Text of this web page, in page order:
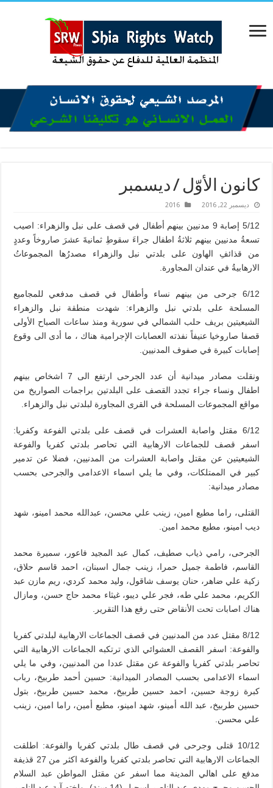
كانون الأوّل / ديسمبر
ديسمبر 22, 2016 2016
5/12 إصابة 9 مدنيين بينهم أطفال في قصف على نبل والزهراء: اصيب
تسعةُ مدنيين بينهم ثلاثةُ اطفال جراءَ سقوطِ ثمانيةَ عشرَ صاروخاً وعددٍ
من قذائفِ الهاون على بلدتي نبل والزهراء مصدرُها المجموعاتُ
الارهابيةُ في عندان المجاورة.
6/12 جرحى من بينهم نساء وأطفال في قصف مدفعي للمجاميع
المسلحة على بلدتي نبل والزهراء: شهدت منطقة نبل والزهراء
الشيعيتين بريف حلب الشمالي في سورية ومنذ ساعات الصباح الأولى
قصفا صاروخيا عنيفاً نفذته العصابات الإجرامية هناك ، ما أدى الى وقوع
إصابات كبيرة في صفوف المدنيين.
ونقلت مصادر ميدانية أن عدد الجرحى ارتفع الى 7 اشخاص بينهم
اطفال ونساء جراء تجدد القصف على البلدتين براجمات الصواريخ من
مواقع المجموعات المسلحة في القرى المجاورة لبلدتي نبل والزهراء.
6/12 مقتل واصابة العشرات في قصف على بلدتي الفوعة وكفريا:
اسفر قصف للجماعات الارهابية التي تحاصر بلدتي كفريا والفوعة
الشيعيتين عن مقتل واصابة العشرات من المدنيين، فضلا عن تدمير
كبير في الممتلكات، وفي ما يلي اسماء الاعدامى والجرحى بحسب
مصادر ميدانية:
القتلى، راما مطيع امين، زينب علي محسن، عبدالله محمد امينو، شهد
ديب امينو، مطيع محمد امين.
الجرحى، رامي ذياب صطيف، كمال عبد المجيد فاعور، سميرة محمد
القاسم، فاطمة جميل حمرا، زينب جمال اسبنان، احمد قاسم حلاق،
زكية علي ضاهر، حنان يوسف شاقول، وليد محمد كردي، ريم مازن عبد
الكريم، محمد علي طه، فجر علي ديبو، غيثاء محمد حاج حسن، ومازال
هناك اصابات تحت الأنقاض حتى رفع هذا التقرير.
8/12 مقتل عدد من المدنيين في قصف الجماعات الارهابية لبلدتي كفريا
والفوعة: اسفر القصف العشوائي الذي ترتكبه الجماعات الارهابية التي
تحاصر بلدتي كفريا والفوعة عن مقتل عددا من المدنيين، وفي ما يلي
اسماء الاعدامى بحسب المصادر الميدانية: حسين أحمد طربيخ، رباب
كبرة زوجة حسين، احمد حسين طربيخ، محمد حسين طربيخ، بتول
حسين طربيخ، عبد الله أمينو، شهد امينو، مطيع أمين، راما امين، زينب
علي محسن.
10/12 قتلى وجرحى في قصف طال بلدتي كفريا والفوعة: اطلقت
الجماعات الارهابية التي تحاصر بلدتي كفريا والفوعة اكثر من 27 قذيفة
مدفع على اهالي المدينة مما اسفر عن مقتل المواطن عبد السلام